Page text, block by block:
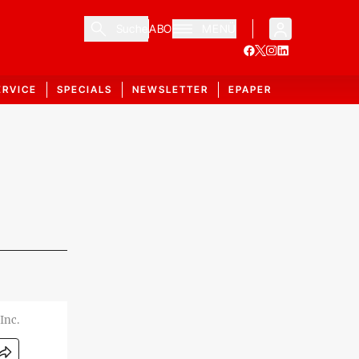
ABO
SPECIALS NEWSLETTER EPAPER